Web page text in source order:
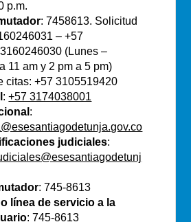
p.m.
: 7458613. Solicitud
– +57
(Lunes –
11 am y 2 pm a 5 pm)
citas: +57 3105519420
:+57 3174038001
:
judiciales:
: 745-8613
línea de servicio a la
: 745-8613